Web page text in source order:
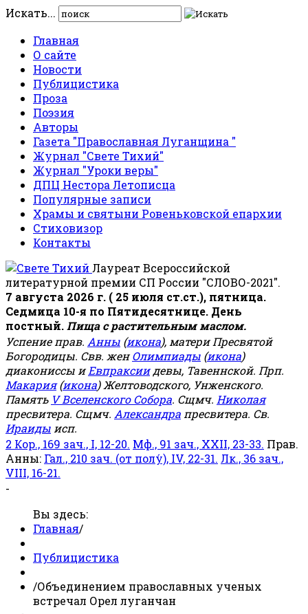
Искать...
Главная
О сайте
Новости
Публицистика
Проза
Поэзия
Авторы
Газета "Православная Луганщина "
Журнал "Свете Тихий"
Журнал "Уроки веры"
ДПЦ Нестора Летописца
Популярные записи
Храмы и святыни Ровеньковской епархии
Стиховизор
Контакты
Лауреат Всероссийской
литературной премии СП России "СЛОВО-2021".
7 августа 2026 г. ( 25 июля ст.ст.), пятница.
Седмица 10-я по Пятидесятнице. День
постный. Пища с растительным маслом.
Успение прав. Анны (икона), матери Пресвятой
Богородицы. Свв. женОлимпиады (икона)
диакониссы иЕвпраксиидевы, Тавеннской. Прп.
Макария(икона) Желтоводского, Унженского.
Память V Вселенского Собора. Сщмч. Николая
пресвитера. Сщмч. Александра пресвитера. Св.
Ираиды исп.
2 Кор., 169 зач., I, 12-20. Мф., 91 зач., XXII, 23-33. Прав.
Анны: Гал., 210 зач. (от полу́), IV, 22-31. Лк., 36 зач.,
VIII, 16-21.
-
Вы здесь:
Главная/
Публицистика
/Объединением православных ученых
встречал Орел луганчан